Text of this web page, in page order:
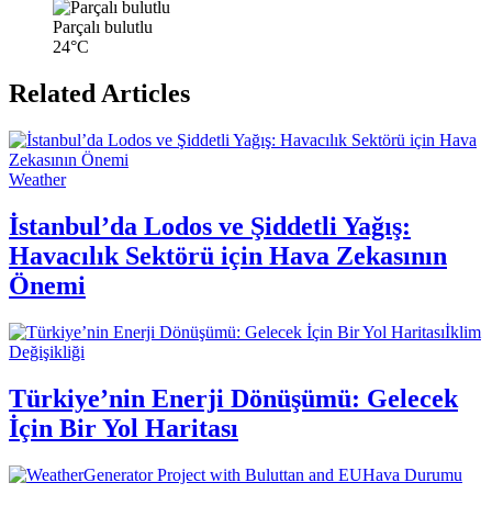
Parçalı bulutlu
24°C
Related Articles
Weather
İstanbul’da Lodos ve Şiddetli Yağış:
Havacılık Sektörü için Hava Zekasının
Önemi
İklim
Değişikliği
Türkiye’nin Enerji Dönüşümü: Gelecek
İçin Bir Yol Haritası
Hava Durumu